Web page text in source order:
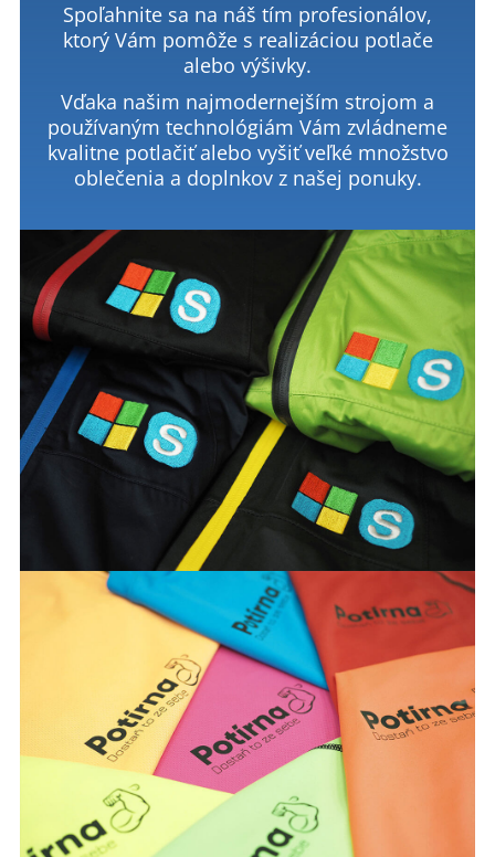
Spoľahnite sa na náš tím profesionálov,
ktorý Vám pomôže s realizáciou potlače
alebo výšivky.
Vďaka našim najmodernejším strojom a
používaným technológiám Vám zvládneme
kvalitne potlačiť alebo vyšiť veľké množstvo
oblečenia a doplnkov z našej ponuky.